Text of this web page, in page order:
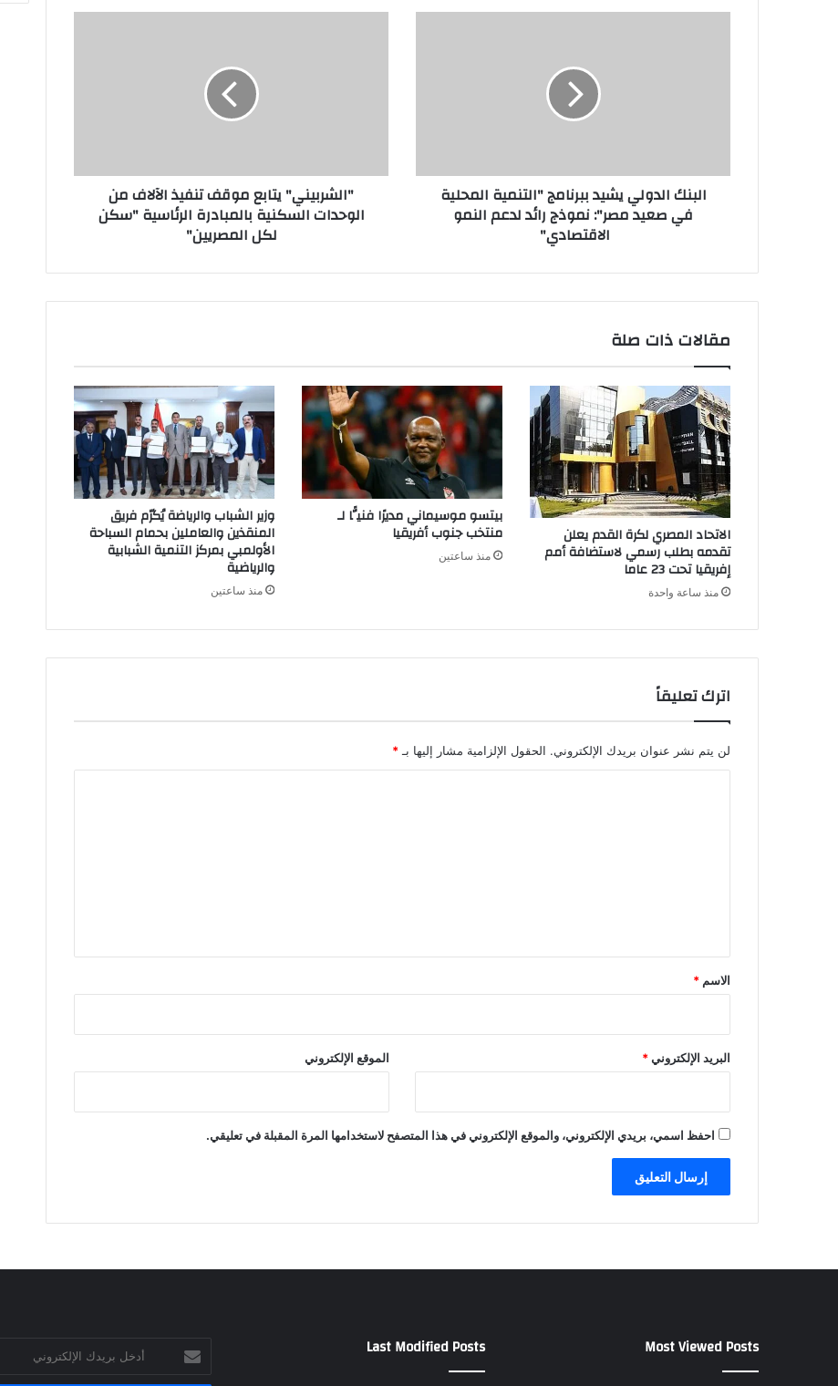
البنك الدولي يشيد ببرنامج "التنمية المحلية
في صعيد مصر": نموذج رائد لدعم النمو
الاقتصادي"
"الشربيني" يتابع موقف تنفيذ الآلاف من
الوحدات السكنية بالمبادرة الرئاسية "سكن
لكل المصريين"
مقالات ذات صلة
الاتحاد المصري لكرة القدم يعلن
تقدمه بطلب رسمي لاستضافة أمم
إفريقيا تحت 23 عاما
منذ ساعة واحدة
بيتسو موسيماني مديرًا فنيًّا لـ
منتخب جنوب أفريقيا
منذ ساعتين
وزير الشباب والرياضة يُكرّم فريق
المنقذين والعاملين بحمام السباحة
الأولمبي بمركز التنمية الشبابية
والرياضية
منذ ساعتين
اترك تعليقاً
لن يتم نشر عنوان بريدك الإلكتروني. الحقول الإلزامية مشار إليها بـ *
*
الاسم *
البريد الإلكتروني* الموقع الإلكتروني
احفظ اسمي، بريدي الإلكتروني، والموقع الإلكتروني في هذا المتصفح لاستخدامها المرة المقبلة في تعليقي.
Most Viewed Posts
Last Modified Posts
بريدك